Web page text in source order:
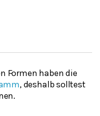
Formen haben die
, deshalb solltest